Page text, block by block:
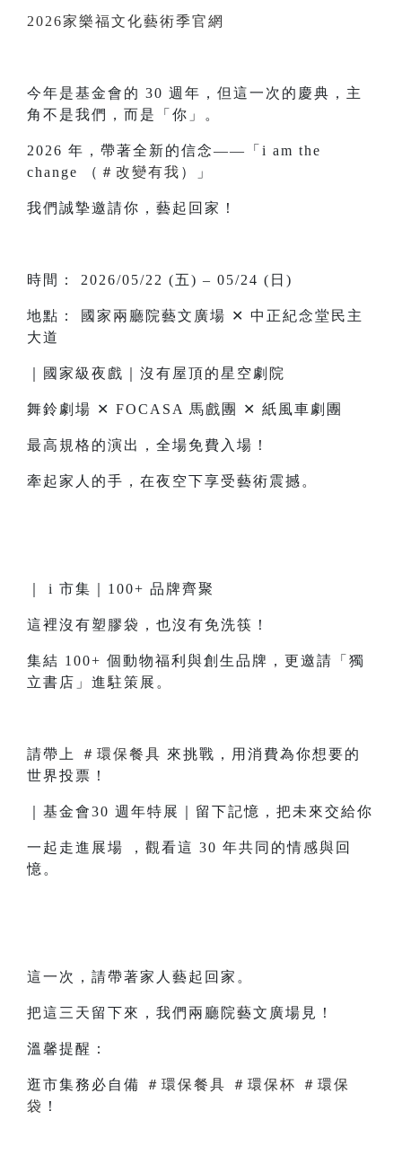
2026家樂福文化藝術季官網
今年是基金會的 30 週年，但這一次的慶典，主
角不是我們，而是「你」。
2026 年，帶著全新的信念——「i am the
change （ ＃改變有我 ）」
我們誠摯邀請你，藝起回家！
時間： 2026/05/22 (五) – 05/24 (日)
地點： 國家兩廳院藝文廣場 ✕ 中正紀念堂民主
大道
｜國家級夜戲｜沒有屋頂的星空劇院
舞鈴劇場 ✕ FOCASA 馬戲團 ✕ 紙風車劇團
最高規格的演出，全場免費入場！
牽起家人的手，在夜空下享受藝術震撼。
｜ i 市集｜100+ 品牌齊聚
這裡沒有塑膠袋，也沒有免洗筷！
集結 100+ 個動物福利與創生品牌，更邀請「獨
立書店」進駐策展。
請帶上 ＃環保餐具 來挑戰，用消費為你想要的
世界投票！
｜基金會30 週年特展｜留下記憶，把未來交給你
一起走進展場 ，觀看這 30 年共同的情感與回
憶。
這一次，請帶著家人藝起回家。
把這三天留下來，我們兩廳院藝文廣場見！
溫馨提醒：
逛市集務必自備 ＃環保餐具 ＃環保杯
＃環保
袋 ！